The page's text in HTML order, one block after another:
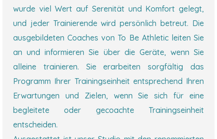
wurde viel Wert auf Serenität und Komfort gelegt,
und jeder Trainierende wird persönlich betreut. Die
ausgebildeten Coaches von To Be Athletic leiten Sie
an und informieren Sie über die Geräte, wenn Sie
alleine trainieren. Sie erarbeiten sorgfältig das
Programm Ihrer Trainingseinheit entsprechend Ihren
Erwartungen und Zielen, wenn Sie sich für eine
begleitete oder gecoachte Trainingseinheit
entscheiden.